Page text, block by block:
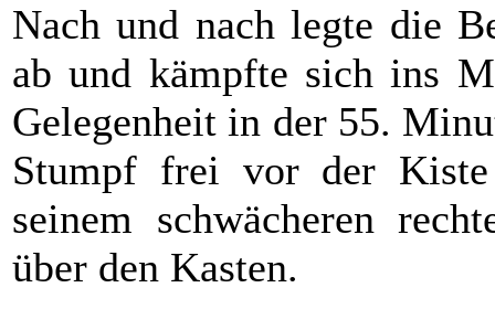
Nach und nach legte die
ab und kämpfte sich ins
Gelegenheit in der 55.
Stumpf frei vor der
seinem schwächeren
über den Kasten.